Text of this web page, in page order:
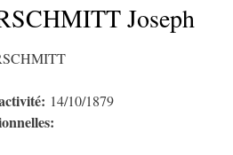
Joseph
14/10/1879